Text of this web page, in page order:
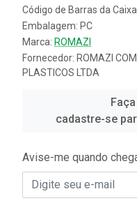
Código de Barras da
Embalagem: PC
Marca: ROMAZI
Fornecedor: ROMAZI
PLASTICOS LTDA
cadastre-se
Avise-me quando